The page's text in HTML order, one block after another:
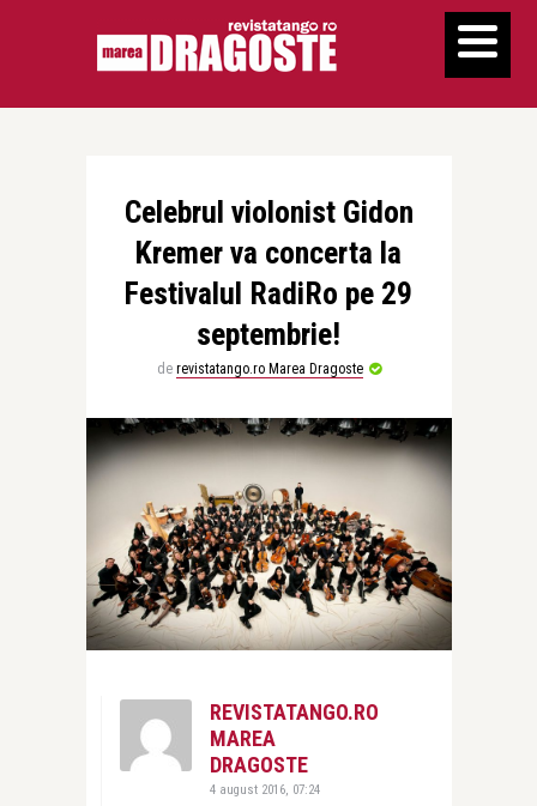
Celebrul violonist Gidon
Kremer va concerta la
Festivalul RadiRo pe 29
septembrie!
de revistatango.ro Marea Dragoste
REVISTATANGO.RO
MAREA
DRAGOSTE
4 august 2016, 07:24